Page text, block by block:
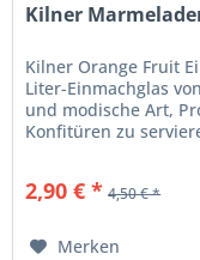
Kilner
Kilner Orange Fruit
Liter-Einmachglas
und modische Art,
Konfitüren zu
2,90 € * 4,50 € *
Merken